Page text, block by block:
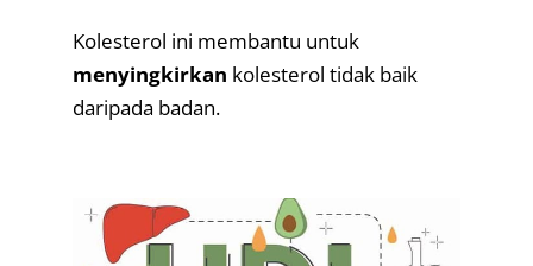
Kolesterol ini membantu untuk
menyingkirkan kolesterol tidak baik
daripada badan.